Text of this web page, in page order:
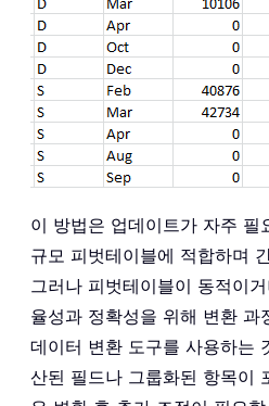
이 방법은 업데이트가 자주
규모 피벗테이블에 적합하며
그러나 피벗테이블이 동적이
율성과 정확성을 위해 변환 과
데이터 변환 도구를 사용하는
산된 필드나 그룹화된 항목이